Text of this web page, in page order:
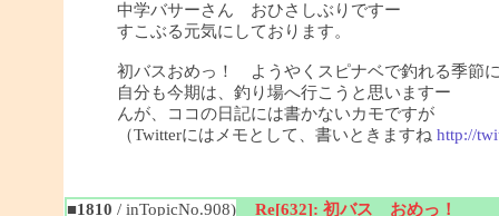
中学バサーさん おひさしぶりですー
すこぶる元気にしております。
初バスおめっ！ ようやくスピナベで釣れる季節
自分も今期は、釣り場へ行こうと思いますー
んが、ココの日記には書かないカモですが
（Twitterにはメモとして、書いときますね http://
■1810 / inTopicNo.908) Re[632]: 初バス おめっ！